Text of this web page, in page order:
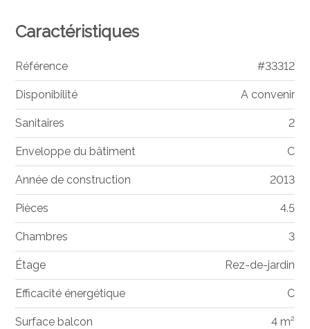
Caractéristiques
Référence #33312
Disponibilité A convenir
Sanitaires 2
Enveloppe du bâtiment C
Année de construction 2013
Pièces 4.5
Chambres 3
Étage Rez-de-jardin
Efficacité énergétique C
Surface balcon 4 m²